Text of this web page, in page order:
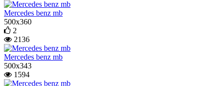
Mercedes benz mb
500x360
2
2136
Mercedes benz mb
500x343
1594